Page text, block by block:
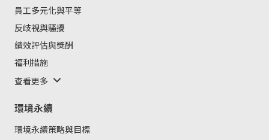
員工多元化與平等
反歧視與騷擾
績效評估與獎酬
福利措施
查看更多
環境永續
環境永續策略與目標